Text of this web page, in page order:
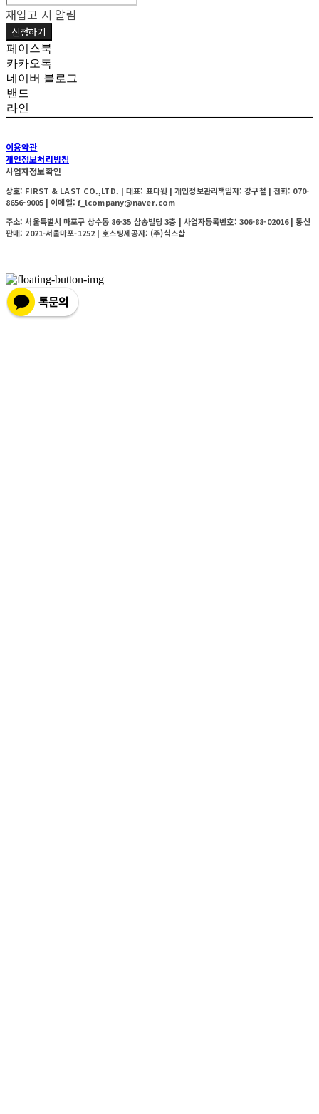
재입고 시 알림
신청하기
페이스북
카카오톡
네이버 블로그
밴드
라인
이용약관
개인정보처리방침
사업자정보확인
상호: FIRST & LAST CO.,LTD. | 대표: 표다윗 | 개인정보관리책임자: 강구철 | 전화: 070-
8656-9005 | 이메일: f_lcompany@naver.com
주소: 서울특별시 마포구 상수동 86-35 삼송빌딩 3층 | 사업자등록번호: 306-88-02016| 통신
판매: 2021-서울마포-1252 | 호스팅제공자: (주)식스샵